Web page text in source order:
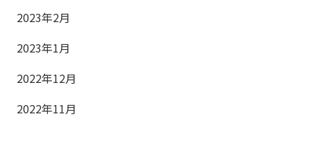
2023年2月
2023年1月
2022年12月
2022年11月